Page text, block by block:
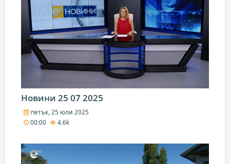
Новини 25 07 2025
петък, 25 юли 2025
00:00
4.6k